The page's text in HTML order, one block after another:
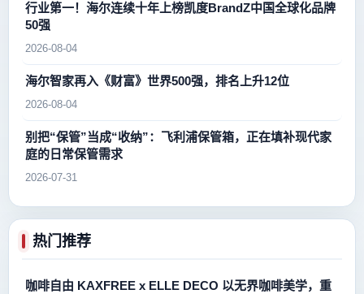
行业第一！海尔连续十年上榜凯度BrandZ中国全球化品牌
50强
2026-08-04
海尔智家再入《财富》世界500强，排名上升12位
2026-08-04
别把“保管”当成“收纳”：飞利浦保管箱，正在填补现代家
庭的日常保管需求
2026-07-31
热门推荐
咖啡自由 KAXFREE x ELLE DECO 以无界咖啡美学，重